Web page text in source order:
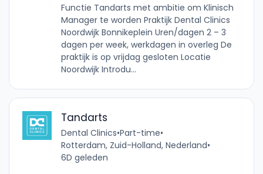
Functie Tandarts met ambitie om Klinisch
Manager te worden Praktijk Dental Clinics
Noordwijk Bonnikeplein Uren/dagen 2 – 3
dagen per week, werkdagen in overleg De
praktijk is op vrijdag gesloten Locatie
Noordwijk Introdu...
Tandarts
Dental Clinics•Part-time•
Rotterdam, Zuid-Holland, Nederland•
6D geleden